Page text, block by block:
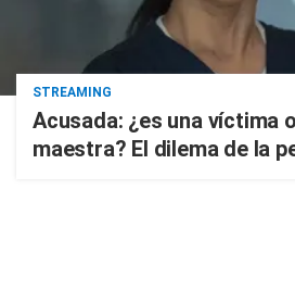
STREAMING
Acusada: ¿es una víctima
maestra? El dilema de la